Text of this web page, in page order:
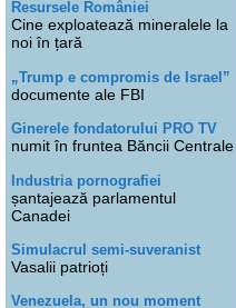
Resursele României
Cine exploatează mineralele la
noi în țară
„Trump e compromis de Israel”
documente ale FBI
Ginerele fondatorului PRO TV
numit în fruntea Băncii Centrale
Industria pornografiei
șantajează parlamentul
Canadei
Simulacrul semi-suveranist
Vasalii patrioți
Venezuela, un nou moment